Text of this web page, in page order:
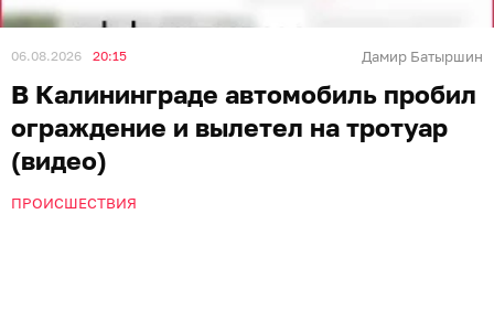
06.08.2026 20:15 Дамир Батыршин
В Калининграде автомобиль пробил
ограждение и вылетел на тротуар
(видео)
ПРОИСШЕСТВИЯ